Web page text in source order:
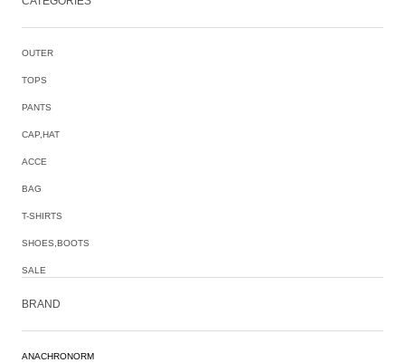
OUTER
TOPS
PANTS
CAP,HAT
ACCE
BAG
T-SHIRTS
SHOES,BOOTS
SALE
BRAND
ANACHRONORM